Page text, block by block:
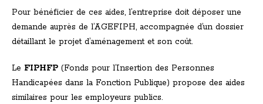
Pour bénéficier de ces aides, l’entreprise doit déposer une
demande auprès de l’AGEFIPH, accompagnée d’un dossier
détaillant le projet d’aménagement et son coût.
Le FIPHFP (Fonds pour l’Insertion des Personnes
Handicapées dans la Fonction Publique) propose des aides
similaires pour les employeurs publics.